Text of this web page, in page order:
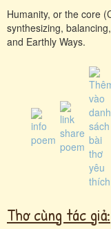
Humanity, or the core
synthesizing,
and Earthly Ways.
Thơ cùng tác giả: